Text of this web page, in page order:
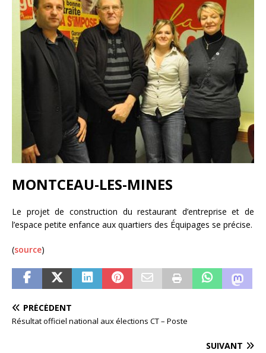
MONTCEAU-LES-MINES
Le projet de construction du restaurant d’entreprise et de
l’espace petite enfance aux quartiers des Équipages se précise.
(source)
PRÉCÉDENT
Résultat officiel national aux élections CT – Poste
SUIVANT